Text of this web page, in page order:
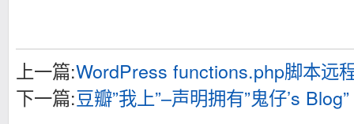
上一篇:WordPress functions.php脚本远
下一篇:豆瓣”我上”–声明拥有”鬼仔’s Blog”